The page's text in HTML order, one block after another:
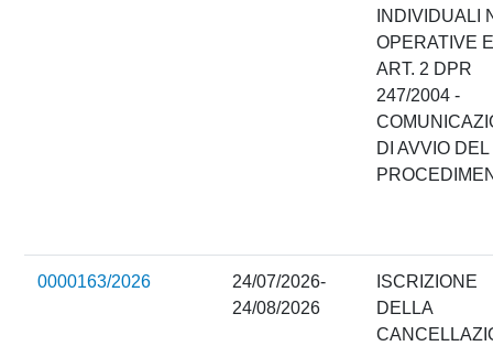
INDIVIDUALI
OPERATIVE
ART. 2 DPR
247/2004 -
DI AVVIO DEL
0000163/2026
24/07/2026-
24/08/2026
ISCRIZIONE
DELLA